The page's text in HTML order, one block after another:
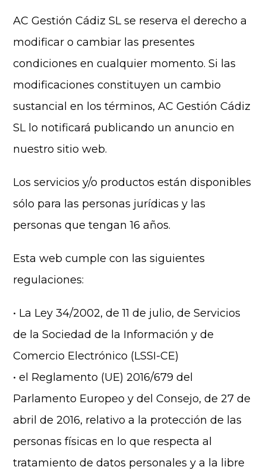
AC Gestión Cádiz SL se reserva el derecho a
modificar o cambiar las presentes
condiciones en cualquier momento. Si las
modificaciones constituyen un cambio
sustancial en los términos, AC Gestión Cádiz
SL lo notificará publicando un anuncio en
nuestro sitio web.
Los servicios y/o productos están disponibles
sólo para las personas jurídicas y las
personas que tengan 16 años.
Esta web cumple con las siguientes
regulaciones:
• La Ley 34/2002, de 11 de julio, de Servicios
de la Sociedad de la Información y de
Comercio Electrónico (LSSI-CE)
• el Reglamento (UE) 2016/679 del
Parlamento Europeo y del Consejo, de 27 de
abril de 2016, relativo a la protección de las
personas físicas en lo que respecta al
tratamiento de datos personales y a la libre